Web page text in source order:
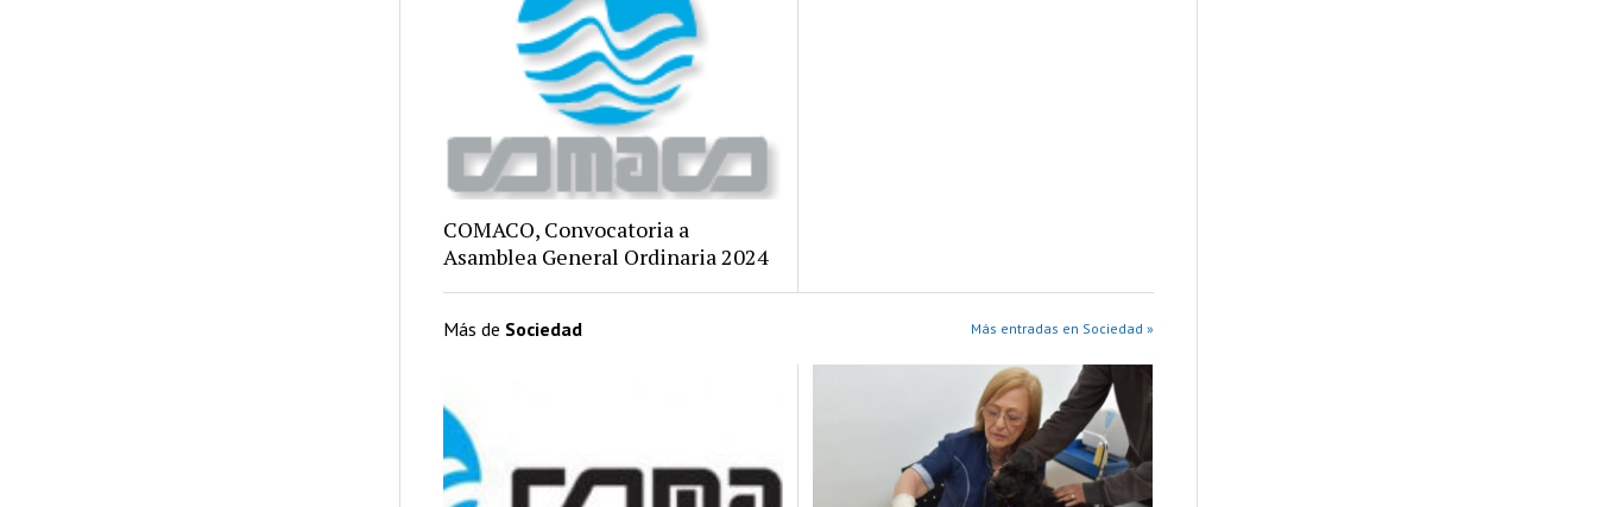
COMACO, Convocatoria a
Asamblea General Ordinaria 2024
Más de Sociedad Más entradas en Sociedad »